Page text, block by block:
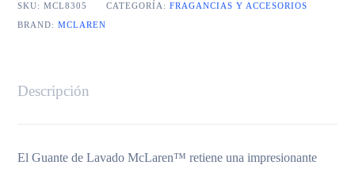
SKU:MCL8305 CATEGORÍA:FRAGANCIAS Y ACCESORIOS
BRAND:MCLAREN
Descripción
El Guante de Lavado McLaren™ retiene una impresionante